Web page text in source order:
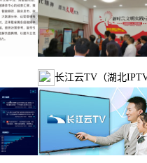
长江云TV（湖北